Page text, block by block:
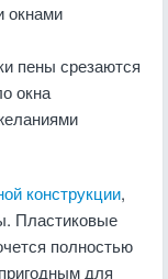
окнами
пены срезаются
окна
конструкции,
Пластиковые
полностью
для